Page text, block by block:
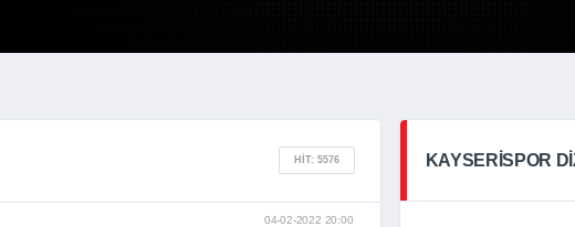
HIT: 5576
04-02-2022 20:00
KAYSERISPOR